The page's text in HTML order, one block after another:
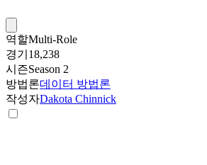
역할Multi-Role
경기 18,238
시즌Season 2
방법론데이터 방법론
작성자Dakota Chinnick